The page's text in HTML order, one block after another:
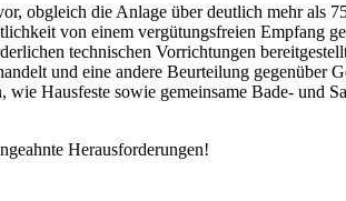
die Anlage über deutlich mehr als
von einem vergütungsfreien Empfang
technischen Vorrichtungen
und eine andere Beurteilung
Hausfeste sowie gemeinsame Bade- und
Herausforderungen!